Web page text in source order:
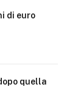
di euro
quella